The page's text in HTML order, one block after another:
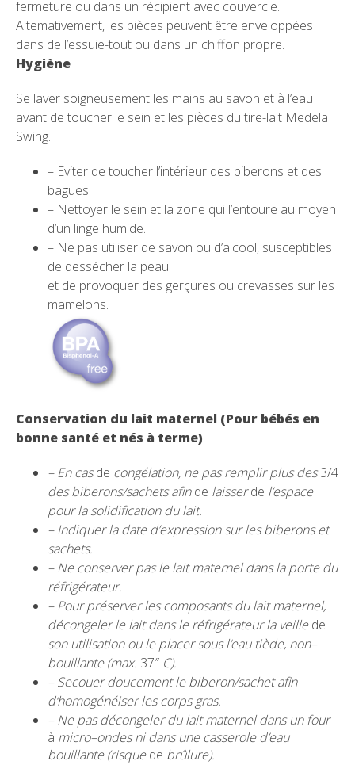
fermeture ou dans un récipient avec couvercle.
Altemativement, les pièces peuvent être enveloppées
dans de l’essuie-tout ou dans un chiffon propre.
Hygiène
Se laver soigneusement les mains au savon et à l’eau
avant de toucher le sein et les pièces du tire-lait Medela
Swing.
– Eviter de toucher l’intérieur des biberons et des
bagues.
– Nettoyer le sein et la zone qui l’entoure au moyen
d’un linge humide.
– Ne pas utiliser de savon ou d’alcool, susceptibles
de dessécher la peau
et de provoquer des gerçures ou crevasses sur les
mamelons.
Conservation du lait maternel (Pour bébés en
bonne santé et nés à terme)
– Encasde congélation, ne pasremplir plusdes3/4
des biberons/sachetsafinde laisserde l’espace
pour la solidification du lait.
– Indiquerla date d’expressionsurles biberons et
sachets.
– Ne conserver pas lelait maternel dans la porte du
réfrigérateur.
– Pour préserverles composants du laitmaternel,
décongelerlelaitdansleréfrigérateur la veillede
son utilisation ou le placer sousl‘eau tiède, non–
bouillante (max. 37″ C).
– Secouer doucementle biberon/sachet afn
d‘homogénéiserles corps gras.
– Ne pas décongeler du lait maternel dans un four
à micro–ondes ni dans une casserole d’eau
bouillante (risquede brûlure).